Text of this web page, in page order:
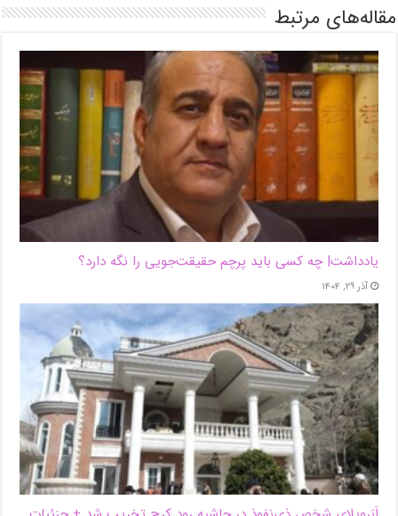
مقاله‌های مرتبط
یادداشت| ‌چه کسی باید پرچم حقیقت‌جویی را نگه دارد؟
آذر ۲۹, ۱۴۰۴